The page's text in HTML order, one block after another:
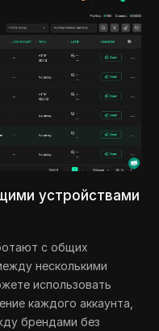
устройствами
с общих
несколькими
использовать
каждого аккаунта,
брендами без